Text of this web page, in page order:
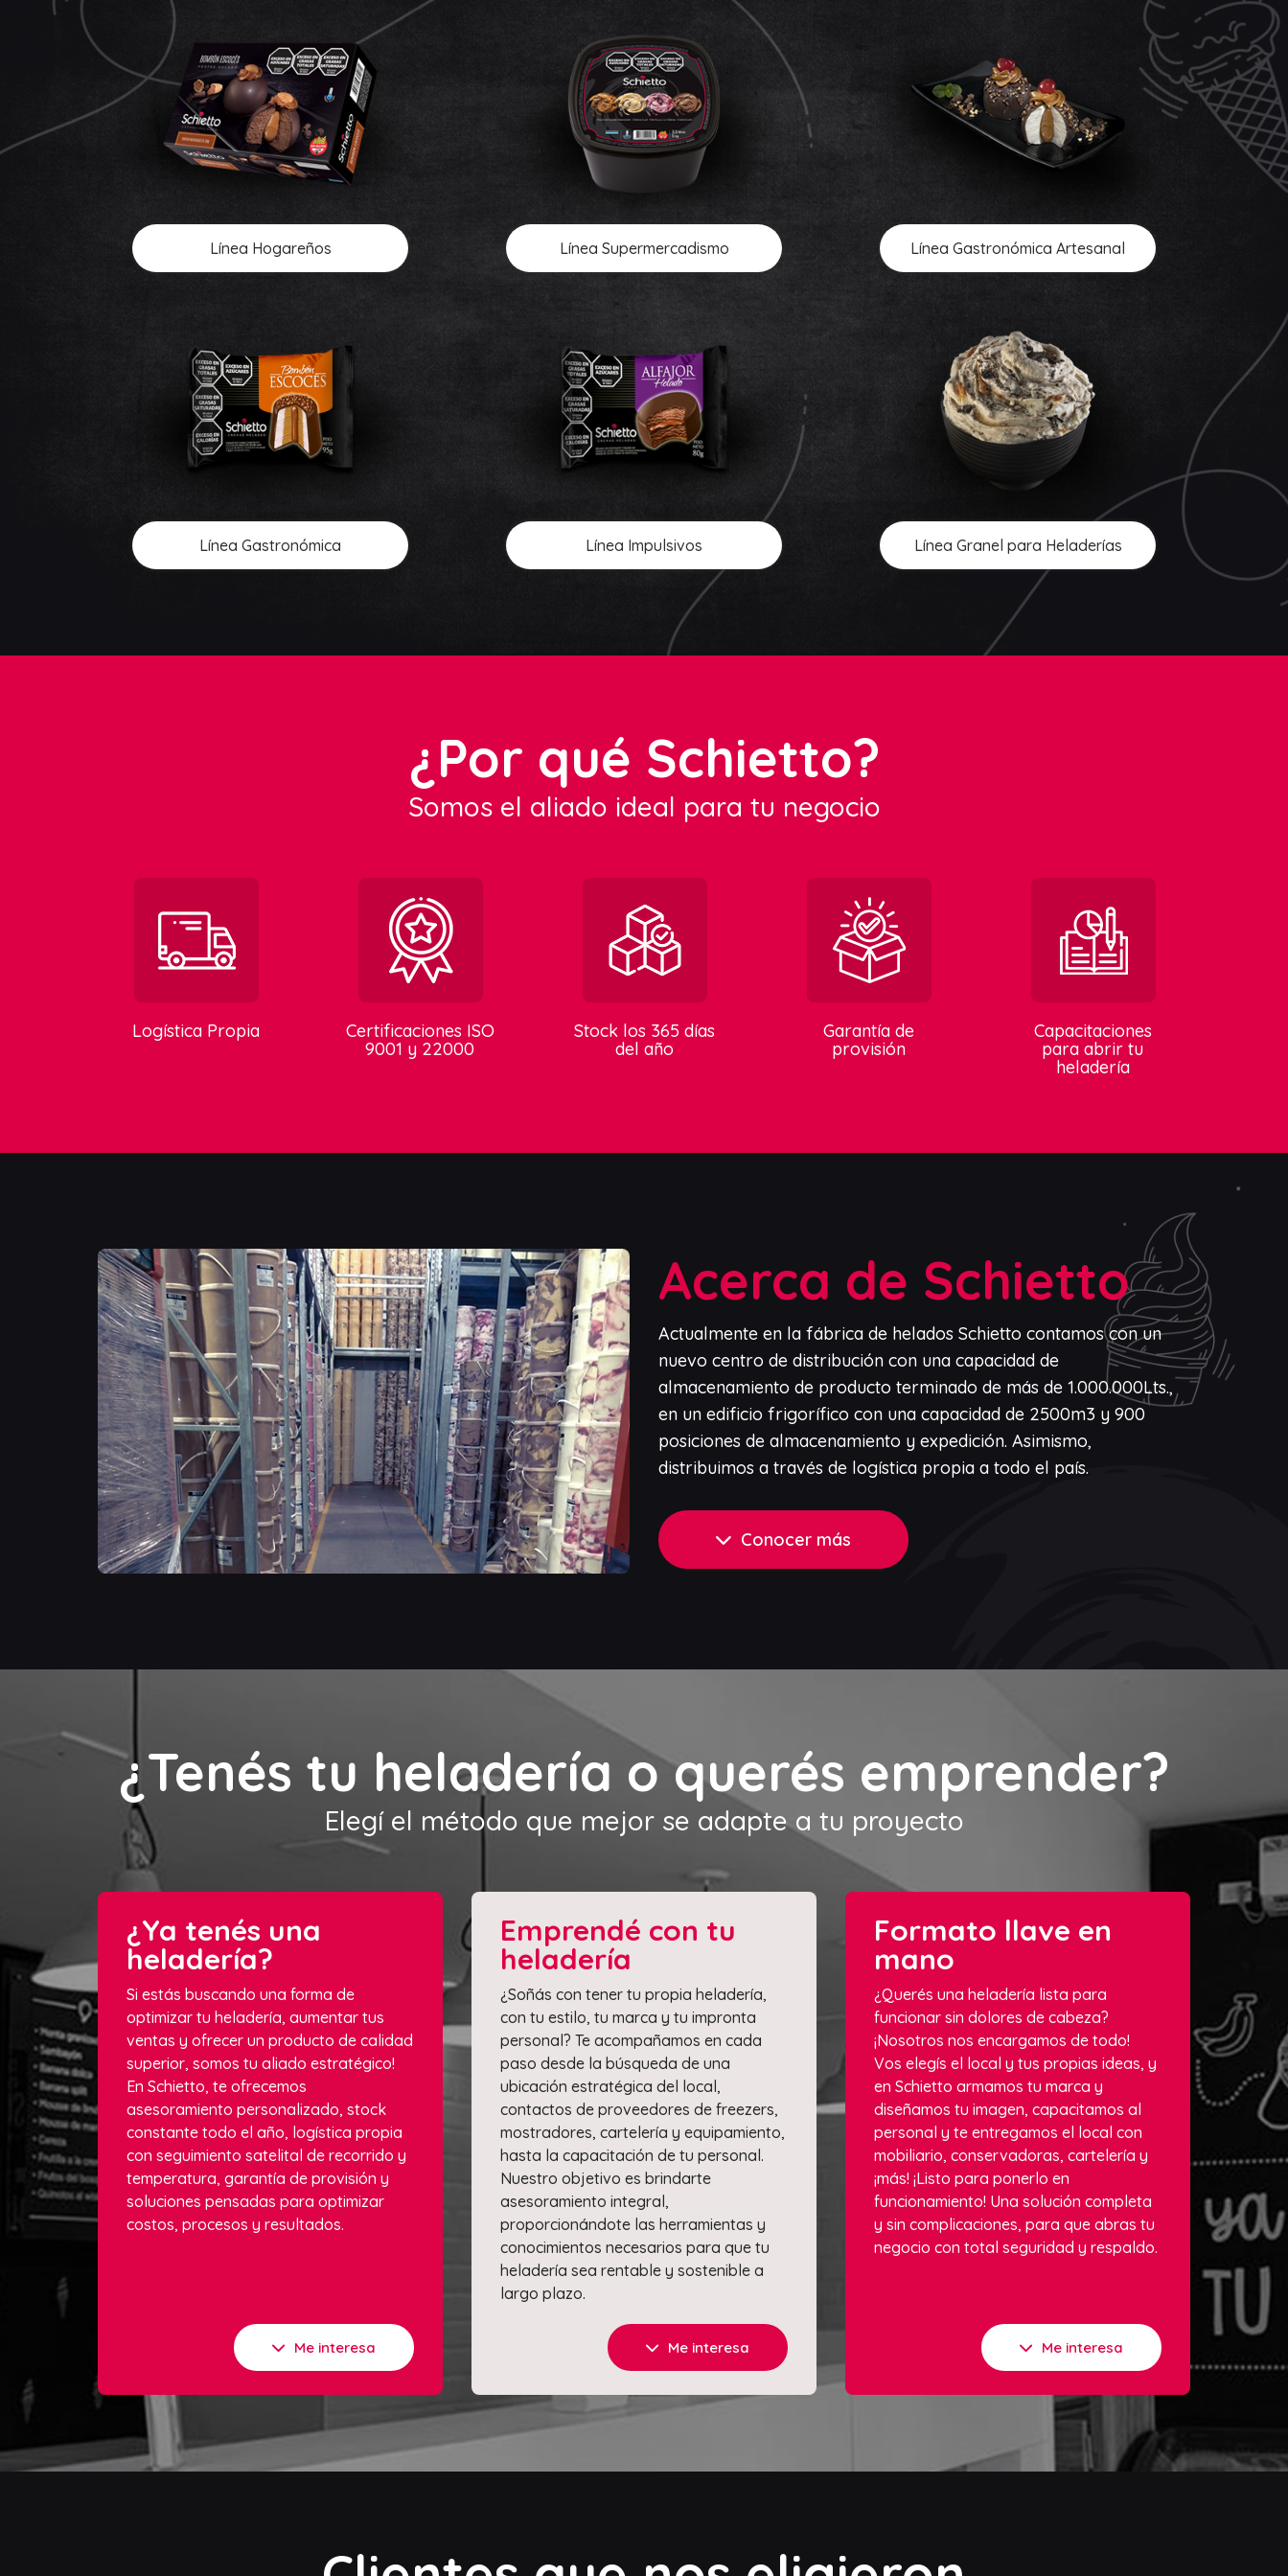
Línea Hogareños Línea Supermercadismo Línea Gastronómica Artesanal
Línea Gastronómica Línea Impulsivos Línea Granel para Heladerías
¿Por qué Schietto?
Somos el aliado ideal para tu negocio
Logística Propia
Certificaciones ISO
9001 y 22000
Stock los 365 días
del año
Garantía de
provisión
Capacitaciones
para abrir tu
heladería
Acerca de Schietto
Actualmente en la fábrica de helados Schietto contamos con un
nuevo centro de distribución con una capacidad de
almacenamiento de producto terminado de más de 1.000.000Lts.,
en un edificio frigorífico con una capacidad de 2500m3 y 900
posiciones de almacenamiento y expedición. Asimismo,
distribuimos a través de logística propia a todo el país.
Conocer más
¿Tenés tu heladería o querés emprender?
Elegí el método que mejor se adapte a tu proyecto
¿Ya tenés una
heladería?
Si estás buscando una forma de
optimizar tu heladería, aumentar tus
ventas y ofrecer un producto de calidad
superior, somos tu aliado estratégico!
En Schietto, te ofrecemos
asesoramiento personalizado, stock
constante todo el año, logística propia
con seguimiento satelital de recorrido y
temperatura, garantía de provisión y
soluciones pensadas para optimizar
costos, procesos y resultados.
Me interesa
Emprendé con tu
heladería
¿Soñás con tener tu propia heladería,
con tu estilo, tu marca y tu impronta
personal? Te acompañamos en cada
paso desde la búsqueda de una
ubicación estratégica del local,
contactos de proveedores de freezers,
mostradores, cartelería y equipamiento,
hasta la capacitación de tu personal.
Nuestro objetivo es brindarte
asesoramiento integral,
proporcionándote las herramientas y
conocimientos necesarios para que tu
heladería sea rentable y sostenible a
largo plazo.
Me interesa
Formato llave en
mano
¿Querés una heladería lista para
funcionar sin dolores de cabeza?
¡Nosotros nos encargamos de todo!
Vos elegís el local y tus propias ideas, y
en Schietto armamos tu marca y
diseñamos tu imagen, capacitamos al
personal y te entregamos el local con
mobiliario, conservadoras, cartelería y
¡más! ¡Listo para ponerlo en
funcionamiento! Una solución completa
y sin complicaciones, para que abras tu
negocio con total seguridad y respaldo.
Me interesa